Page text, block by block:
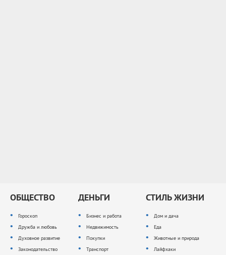
ОБЩЕСТВО
Гороскоп
Дружба и любовь
Духовное развитие
Законодательство
ДЕНЬГИ
Бизнес и работа
Недвижимость
Покупки
Транспорт
СТИЛЬ ЖИЗНИ
Дом и дача
Еда
Животные и природа
Лайфхаки